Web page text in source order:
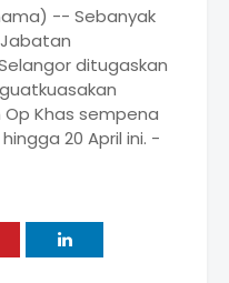
-- Sebanyak
ditugaskan
Khas sempena
20 April ini. -